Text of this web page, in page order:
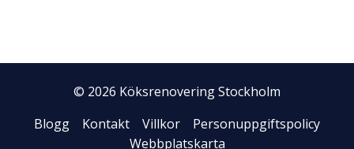
© 2026 Köksrenovering Stockholm
Blogg
Kontakt Villkor
Personuppgiftspolicy
Webbplatskarta